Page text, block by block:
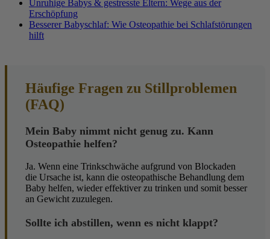
Unruhige Babys & gestresste Eltern: Wege aus der
Erschöpfung
Besserer Babyschlaf: Wie Osteopathie bei Schlafstörungen
hilft
Häufige Fragen zu Stillproblemen
(FAQ)
Mein Baby nimmt nicht genug zu. Kann
Osteopathie helfen?
Ja. Wenn eine Trinkschwäche aufgrund von Blockaden
die Ursache ist, kann die osteopathische Behandlung dem
Baby helfen, wieder effektiver zu trinken und somit besser
an Gewicht zuzulegen.
Sollte ich abstillen, wenn es nicht klappt?